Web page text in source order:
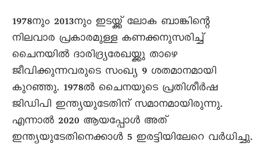
1978നും 2013നും ഇടയ്ക്ക് ലോക ബാങ്കിന്റെ
നിലവാര പ്രകാരമുള്ള കണക്കനുസരിച്ച്
ചെെനയിൽ ദാരിദ്ര്യരേഖയ്ക്കു താഴെ
ജീവിക്കുന്നവരുടെ സംഖ്യ 9 ശതമാനമായി
കുറഞ്ഞു. 1978ൽ ചെെനയുടെ പ്രതിശീർഷ
ജിഡിപി ഇന്ത്യയുടേതിന് സമാനമായിരുന്നു.
എന്നാൽ 2020 ആയപ്പോൾ അത്
ഇന്ത്യയുടേതിനെക്കാൾ 5 ഇരട്ടിയിലേറെ വർധിച്ചു.